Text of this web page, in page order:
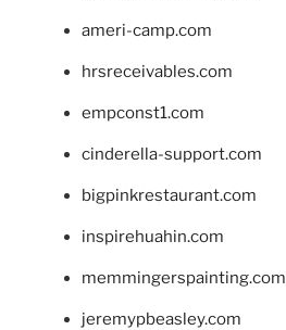
ameri-camp.com
hrsreceivables.com
empconst1.com
cinderella-support.com
bigpinkrestaurant.com
inspirehuahin.com
memmingerspainting.com
jeremypbeasley.com